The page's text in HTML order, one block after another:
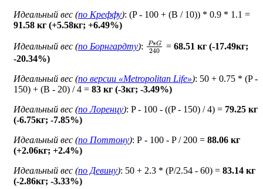
Идеальный вес (по Креффу): (P - 100 + (B / 10)) * 0.9 * 1.1 =
91.58 кг (+5.58кг; +6.49%)
Идеальный вес (по Борнгардту): P∗G 240
=68.51 кг (-17.49кг;
-20.34%)
Идеальный вес (по версии «Metropolitan Life»): 50 + 0.75 * (P -
150) + (B - 20) / 4 = 83 кг (-3кг; -3.49%)
Идеальный вес (по Лоренцу): P - 100 - ((P - 150) / 4) = 79.25 кг
(-6.75кг; -7.85%)
Идеальный вес (по Поттону): Р - 100 - P / 200 = 88.06 кг
(+2.06кг; +2.4%)
Идеальный вес (по Девину): 50 + 2.3 * (P/2.54 - 60) = 83.14 кг
(-2.86кг; -3.33%)